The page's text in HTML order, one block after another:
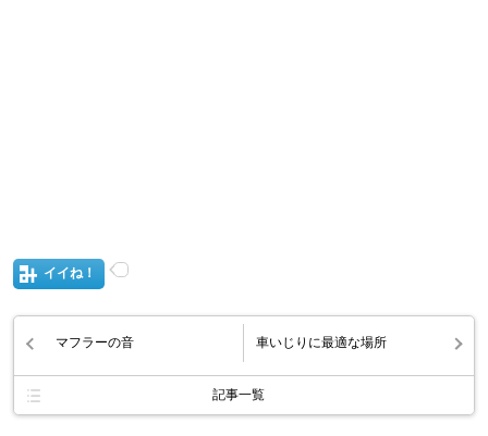
イイね！
マフラーの音 車いじりに最適な場所
記事一覧